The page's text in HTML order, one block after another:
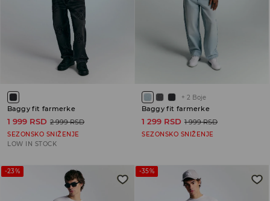
Baggy fit farmerke
1 999 RSD 2 999 RSD
SEZONSKO SNIŽENJE
LOW IN STOCK
+ 2 Boje
Baggy fit farmerke
1 299 RSD 1 999 RSD
SEZONSKO SNIŽENJE
-23% -35%